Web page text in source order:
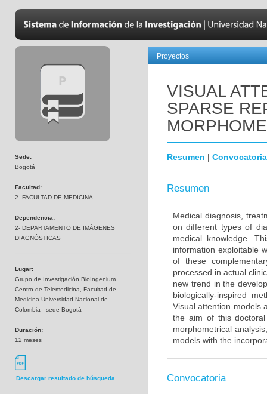
Sede:
Bogotá
Facultad:
2- FACULTAD DE MEDICINA
Dependencia:
2- DEPARTAMENTO DE IMÁGENES
DIAGNÓSTICAS
Lugar:
Grupo de Investigación BioIngenium
Centro de Telemedicina, Facultad de
Medicina Universidad Nacional de
Colombia - sede Bogotá
Duración:
12 meses
Descargar resultado de búsqueda
Proyectos
VISUAL
SPARSE
Resumen | Convocatoria
Resumen
Medical diagnosis,
on different types of
medical knowledge.
information exploitable
of these
processed in actual
new trend in the
biologically-inspired
Visual attention models
the aim of this
morphometrical
models with the
Convocatoria